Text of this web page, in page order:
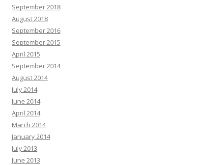
September 2018
August 2018
September 2016
September 2015
April 2015
September 2014
August 2014
July 2014
June 2014
April 2014
March 2014
January 2014
July 2013
June 2013